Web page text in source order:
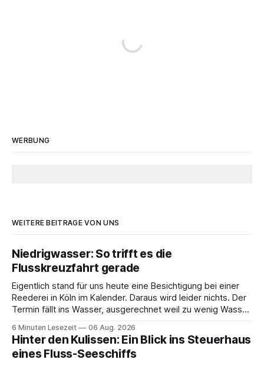
WERBUNG
WEITERE BEITRÄGE VON UNS
Niedrigwasser: So trifft es die
Flusskreuzfahrt gerade
Eigentlich stand für uns heute eine Besichtigung bei einer
Reederei in Köln im Kalender. Daraus wird leider nichts. Der
Termin fällt ins Wasser, ausgerechnet weil zu wenig Wasser
und fahren mit Thurgau Travel die Donau hinunter Richtung
Budapest. Auch
6 Minuten Lesezeit 06 Aug. 2026
Hinter den Kulissen: Ein Blick ins Steuerhaus
eines Fluss-Seeschiffs